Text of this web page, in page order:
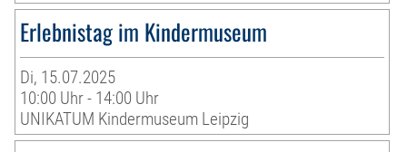
Erlebnistag im Kindermuseum
Di, 15.07.2025
10:00 Uhr - 14:00 Uhr
UNIKATUM Kindermuseum Leipzig